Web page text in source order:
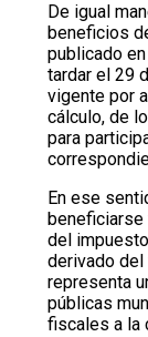
De igual
beneficios
publicado
tardar el 29
vigente por
cálculo, de
para
En ese
del
derivado del
representa
públicas
fiscales a la